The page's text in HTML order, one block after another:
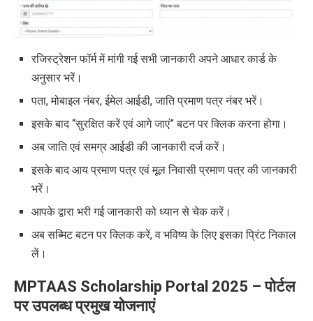
रजिस्ट्रेशन फॉर्म में मांगी गई सभी जानकारी अपने आधार कार्ड के
अनुसार भरें।
पता, मोबाइल नंबर, ईमेल आईडी, जाति प्रमाण पत्र नंबर भरें।
इसके बाद “सुरक्षित करें एवं आगे जाएं” बटन पर क्लिक करना होगा।
अब जाति एवं समग्र आईडी की जानकारी दर्ज करें।
इसके बाद आय प्रमाण पत्र एवं मूल निवासी प्रमाण पत्र की जानकारी
भरें।
आपके द्वारा भरी गई जानकारी को ध्यान से चेक करें।
अब सब्मिट बटन पर क्लिक करें, व भविष्य के लिए इसका प्रिंट निकाल
लें।
MPTAAS Scholarship Portal 2025 –पोर्टल
पर उपलब्ध प्रमुख योजनाएं